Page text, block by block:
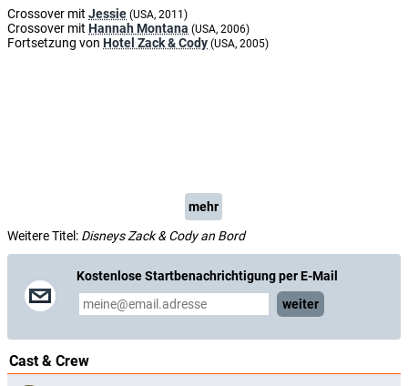
Crossover mit Jessie (USA, 2011)
Crossover mit Hannah Montana (USA, 2006)
Fortsetzung von Hotel Zack & Cody (USA, 2005)
mehr
Weitere Titel: Disneys Zack & Cody an Bord
Kostenlose Startbenachrichtigung per E-Mail
weiter
Cast & Crew